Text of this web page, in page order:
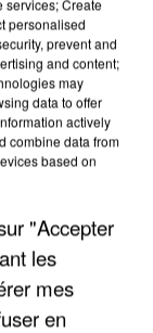
REFUGES
services; Create
personalised
prevent and
and content;
may
data to offer
actively
combine data from
based on
"Accepter
les
mes
en